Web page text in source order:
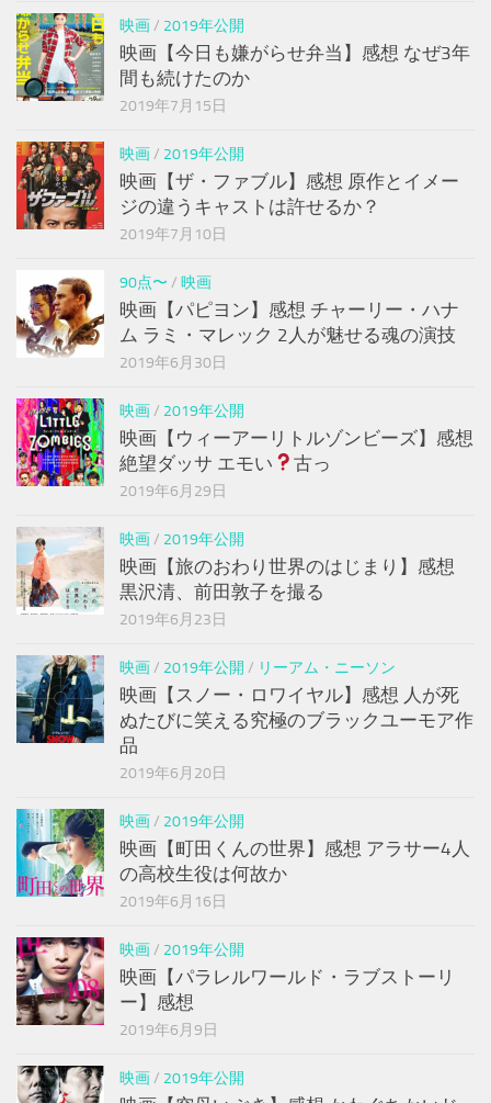
映画/ 2019年公開
映画【今日も嫌がらせ弁当】感想 なぜ3年
間も続けたのか
2019年7月15日
映画/ 2019年公開
映画【ザ・ファブル】感想 原作とイメー
ジの違うキャストは許せるか？
2019年7月10日
90点〜 / 映画
映画【パピヨン】感想 チャーリー・ハナ
ム ラミ・マレック 2人が魅せる魂の演技
2019年6月30日
映画/ 2019年公開
映画【ウィーアーリトルゾンビーズ】感想
絶望ダッサ エモい
古っ
2019年6月29日
映画/ 2019年公開
映画【旅のおわり世界のはじまり】感想
黒沢清、前田敦子を撮る
2019年6月23日
映画/ 2019年公開 / リーアム・ニーソン
映画【スノー・ロワイヤル】感想 人が死
ぬたびに笑える究極のブラックユーモア作
品
2019年6月20日
映画/ 2019年公開
映画【町田くんの世界】感想 アラサー4人
の高校生役は何故か
2019年6月16日
映画/ 2019年公開
映画【パラレルワールド・ラブストーリ
ー】感想
2019年6月9日
映画/ 2019年公開